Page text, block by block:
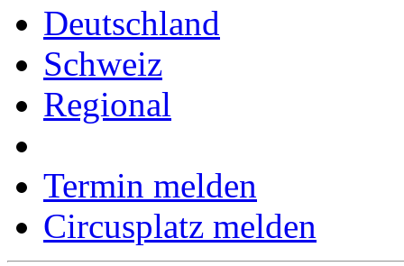
Deutschland
Schweiz
Regional
Termin melden
Circusplatz melden